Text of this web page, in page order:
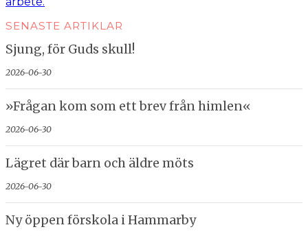
SENASTE ARTIKLAR
Sjung, för Guds skull!
2026-06-30
»Frågan kom som ett brev från himlen«
2026-06-30
Lägret där barn och äldre möts
2026-06-30
Ny öppen förskola i Hammarby